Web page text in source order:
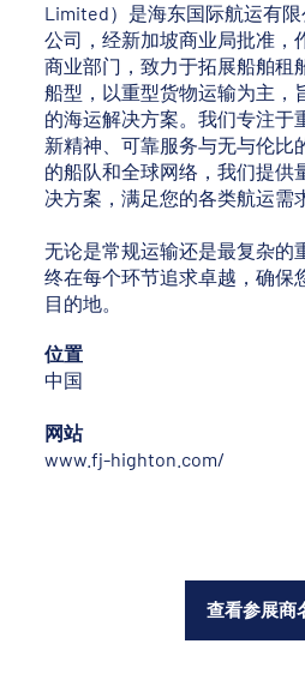
Limited）是海东国际航运有
公司，经新加坡商业局批准，
商业部门，致力于拓展船舶租
船型，以重型货物运输为主，
的海运解决方案。我们专注于
新精神、可靠服务与无与伦比
的船队和全球网络，我们提供
决方案，满足您的各类航运需
无论是常规运输还是最复杂的
终在每个环节追求卓越，确保
目的地。
位置
中国
网站
www.fj-highton.com/
查看参展商